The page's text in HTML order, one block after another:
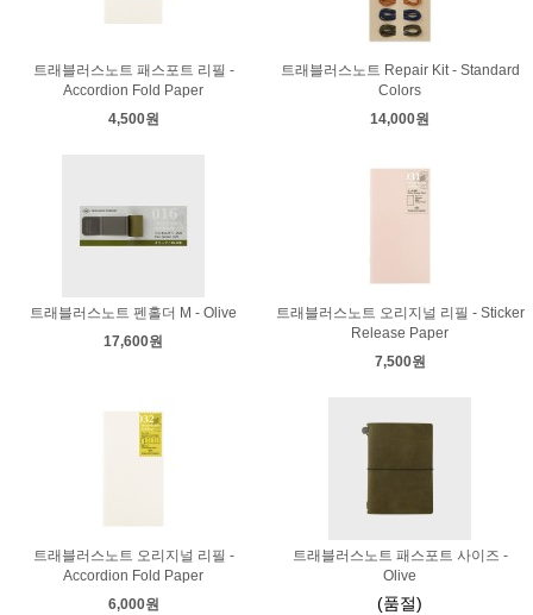
트래블러스노트 패스포트 리필 -
Accordion Fold Paper
4,500원
트래블러스노트 Repair Kit - Standard
Colors
14,000원
트래블러스노트 펜홀더 M - Olive
17,600원
트래블러스노트 오리지널 리필 - Sticker
Release Paper
7,500원
트래블러스노트 오리지널 리필 -
Accordion Fold Paper
6,000원
트래블러스노트 패스포트 사이즈 -
Olive
(품절)